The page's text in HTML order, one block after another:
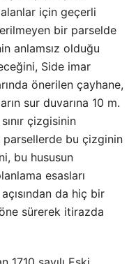
alanlar için geçerli
bir parselde
anlamsız olduğu
Side imar
önerilen çayhane,
sur duvarına 10 m.
çizgisinin
bu çizginin
bu hususun
esasları
da hiç bir
sürerek itirazda